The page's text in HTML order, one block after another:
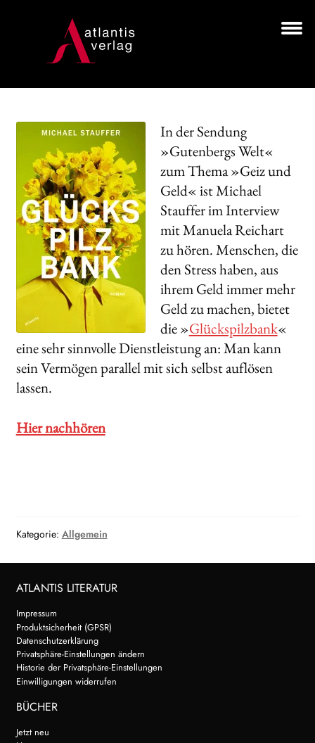
Navigation
springen
springen
LESUNGEN
VERLAG
HANDEL
NEWSLETTER
LIZENZEN | FOREIGN RIGHTS
Search:
In der Sendung
»Gutenbergs Welt«
zum Thema »Geiz und
Geld« ist Michael
Stauffer im Interview
mit Manuela Reichart
zu hören. Menschen, die
den Stress haben, aus
ihrem Geld immer mehr
Geld zu machen, bietet
die »Glückspilzbank«
eine sehr sinnvolle Dienstleistung an: Man kann
sein Vermögen parallel mit sich selbst auflösen
lassen.
Hier nachhören
Kategorie: Allgemein
ATLANTIS LITERATUR
Impressum
Produktsicherheit (GPSR)
Datenschutzerklärung
Privatsphäre-Einstellungen ändern
Historie der Privatsphäre-Einstellungen
Einwilligungen widerrufen
BÜCHER
Jetzt neu